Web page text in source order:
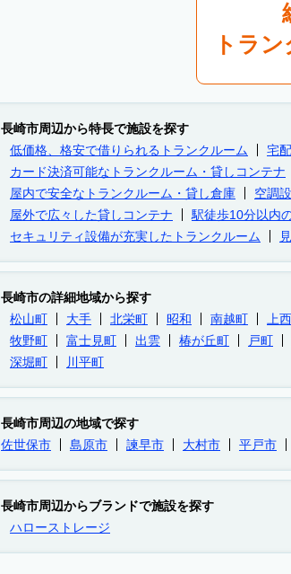
トラ
長崎市周辺から特長で施設を探す
低価格、格安で借りられるトランクルーム
宅
カード決済可能なトランクルーム・貸しコンテナ
屋内で安全なトランクルーム・貸し倉庫
空調
屋外で広々した貸しコンテナ
駅徒歩10分以内
セキュリティ設備が充実したトランクルーム
長崎市の詳細地域から探す
松山町
大手 北栄町 昭和 南越町 上
牧野町
富士見町 出雲 椿が丘町 戸町
深堀町
川平町
長崎市周辺の地域で探す
佐世保市
島原市 諫早市 大村市 平戸市
長崎市周辺からブランドで施設を探す
ハローストレージ